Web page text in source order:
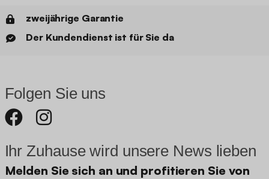
zweijährige Garantie
Der Kundendienst ist für Sie da
Folgen Sie uns
Ihr Zuhause wird unsere News lieben
Melden Sie sich an und profitieren Sie von